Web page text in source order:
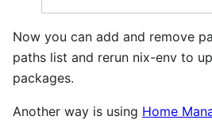
Now you can add and remove
paths list and rerun nix-env to
packages.
Another way is using Home